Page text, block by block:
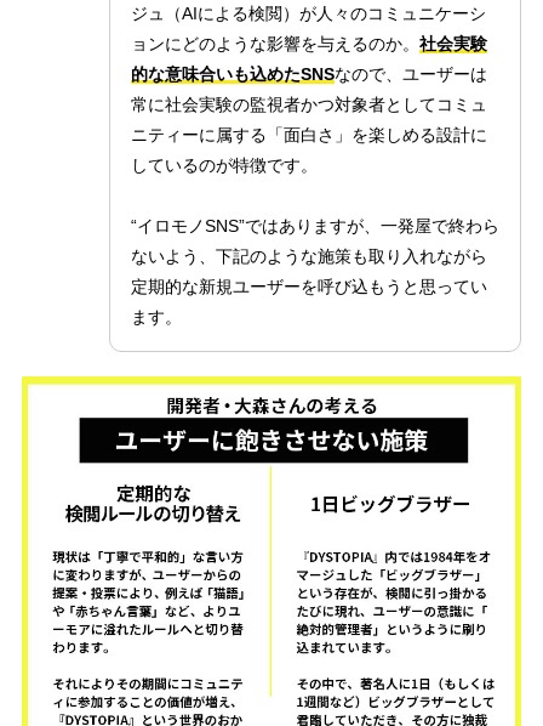
ジュ（AIによる検閲）が人々のコミュニケーシ
ョンにどのような影響を与えるのか。 社会実験
的な意味合いも込めたSNSなので、ユーザーは
常に社会実験の監視者かつ対象者としてコミュ
ニティーに属する「面白さ」を楽しめる設計に
しているのが特徴です。
“イロモノSNS”ではありますが、一発屋で終わら
ないよう、下記のような施策も取り入れながら
定期的な新規ユーザーを呼び込もうと思ってい
ます。